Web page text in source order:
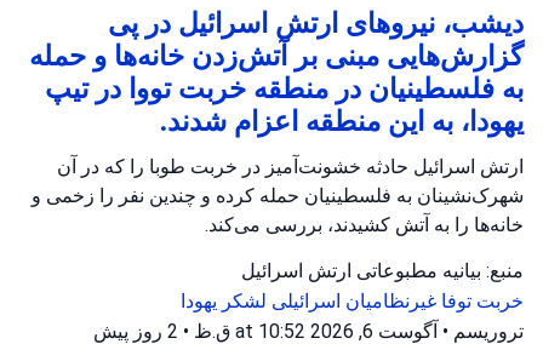
دیشب، نیروهای ارتش اسرائیل در پی
گزارش‌هایی مبنی بر آتش‌زدن خانه‌ها و حمله
به فلسطینیان در منطقه خربت تووا در تیپ
یهودا، به این منطقه اعزام شدند.
ارتش اسرائیل حادثه خشونت‌آمیز در خربت طوبا را که در آن
شهرک‌نشینان به فلسطینیان حمله کرده و چندین نفر را زخمی و
خانه‌ها را به آتش کشیدند، بررسی می‌کند.
منبع: بیانیه مطبوعاتی ارتش اسرائیل
خربت توفا غیرنظامیان اسرائیلی لشکر یهودا
تروریسم • آگوست 6, 2026 at 10:52 ق.ظ • 2 روز پیش